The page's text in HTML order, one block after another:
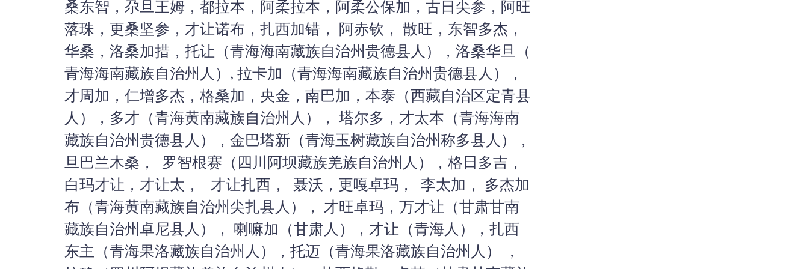
桑东智，尕旦王姆，都拉本， 阿柔拉本，阿柔公保加，古日尖参，阿旺
落珠，更桑坚参， 才让诺布，扎西加错， 阿赤钦， 散旺，东智多杰，
华桑，洛桑加措，托让（青海海南藏族自治州贵德县人），洛桑华旦（
青海海南藏族自治州人）, 拉卡加（青海海南藏族自治州贵德县人），
才周加，仁增多杰， 格桑加，央金，南巴加，本泰（西藏自治区定青县
人），多才（青海黄南藏族自治州人）， 塔尔多，才太本（青海海南
藏族自治州贵德县人），金巴塔新（青海玉树藏族自治州称多县人），
旦巴兰木桑， 罗智根赛（四川阿坝藏族羌族自治州人），格日多吉，
白玛才让， 才让太， 才让扎西， 聂沃，更嘎卓玛， 李太加， 多杰加
布（青海黄南藏族自治州尖扎县人）， 才旺卓玛，万才让（甘肃甘南
藏族自治州卓尼县人）， 喇嘛加（甘肃人），才让（青海人），扎西
东主（青海果洛藏族自治州人），托迈（青海果洛藏族自治州人） ，